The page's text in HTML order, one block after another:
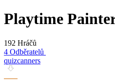
Playtime
192 Hráčů
4 Odběratelů
quizcanners